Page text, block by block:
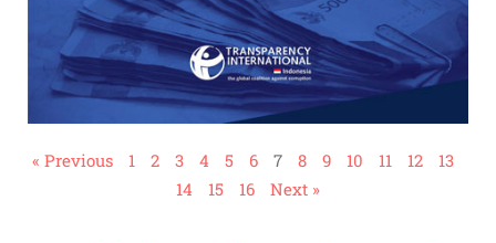
« Previous 1 2 3 4 5 6 7 8 9 10 11 12
13
14
15 16 Next »